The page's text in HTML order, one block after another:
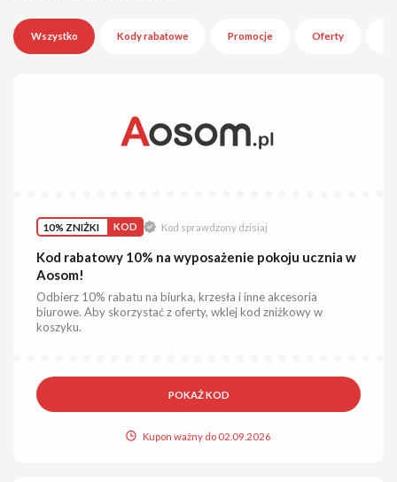
Wszystko Kody rabatowe Promocje Oferty
10% ZNIŻKI KOD Kod sprawdzony dzisiaj
Kod rabatowy 10% na wyposażenie pokoju ucznia w
Aosom!
Odbierz 10% rabatu na biurka, krzesła i inne akcesoria
biurowe. Aby skorzystać z oferty, wklej kod zniżkowy w
koszyku.
POKAŻ KOD
Kupon ważny do 02.09.2026